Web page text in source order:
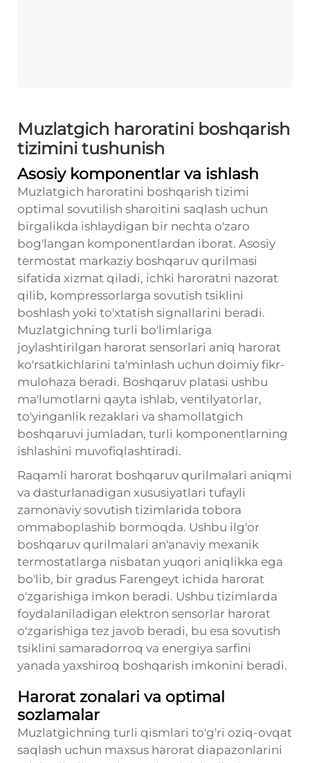
Muzlatgich haroratini boshqarish
tizimini tushunish
Asosiy komponentlar va ishlash
Muzlatgich haroratini boshqarish tizimi
optimal sovutilish sharoitini saqlash uchun
birgalikda ishlaydigan bir nechta o'zaro
bog'langan komponentlardan iborat. Asosiy
termostat markaziy boshqaruv qurilmasi
sifatida xizmat qiladi, ichki haroratni nazorat
qilib, kompressorlarga sovutish tsiklini
boshlash yoki to'xtatish signallarini beradi.
Muzlatgichning turli bo'limlariga
joylashtirilgan harorat sensorlari aniq harorat
ko'rsatkichlarini ta'minlash uchun doimiy fikr-
mulohaza beradi. Boshqaruv platasi ushbu
ma'lumotlarni qayta ishlab, ventilyatorlar,
to'yinganlik rezaklari va shamollatgich
boshqaruvi jumladan, turli komponentlarning
ishlashini muvofiqlashtiradi.
Raqamli harorat boshqaruv qurilmalari aniqmi
va dasturlanadigan xususiyatlari tufayli
zamonaviy sovutish tizimlarida tobora
ommaboplashib bormoqda. Ushbu ilg'or
boshqaruv qurilmalari an'anaviy mexanik
termostatlarga nisbatan yuqori aniqlikka ega
bo'lib, bir gradus Farengeyt ichida harorat
o'zgarishiga imkon beradi. Ushbu tizimlarda
foydalaniladigan elektron sensorlar harorat
o'zgarishiga tez javob beradi, bu esa sovutish
tsiklini samaradorroq va energiya sarfini
yanada yaxshiroq boshqarish imkonini beradi.
Harorat zonalari va optimal
sozlamalar
Muzlatgichning turli qismlari to'g'ri oziq-ovqat
saqlash uchun maxsus harorat diapazonlarini